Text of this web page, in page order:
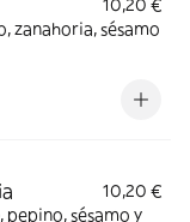
zanahoria, sésamo
10,20 €
sésamo y